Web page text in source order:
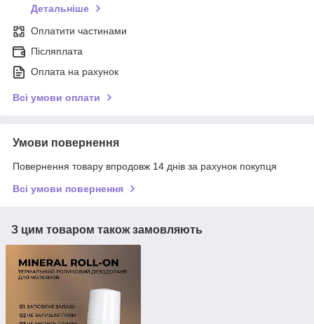
Детальніше
Оплатити частинами
Післяплата
Оплата на рахунок
Всі умови оплати
Умови повернення
Повернення товару впродовж 14 днів за рахунок покупця
Всі умови повернення
З цим товаром також замовляють